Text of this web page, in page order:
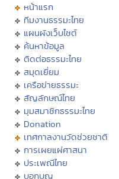
หน้าแรก
ทีมงานธรรมะไทย
แผนผังเว็บไซต์
ค้นหาข้อมูล
ติดต่อธรรมะไทย
สมุดเยี่ยม
เครือข่ายธรรมะ
สัญลักษณ์ไทย
มุมสมาชิกธรรมะไทย
Donation
เทศกาลงานวัดช่วยชาติ
การเผยแผ่ศาสนา
ประเพณีไทย
บอกบุญ